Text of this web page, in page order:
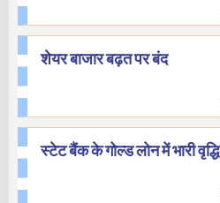
शेयर बाजार बढ़त पर बंद
स्टेट बैंक के गोल्ड लोन में भारी वृद्धि